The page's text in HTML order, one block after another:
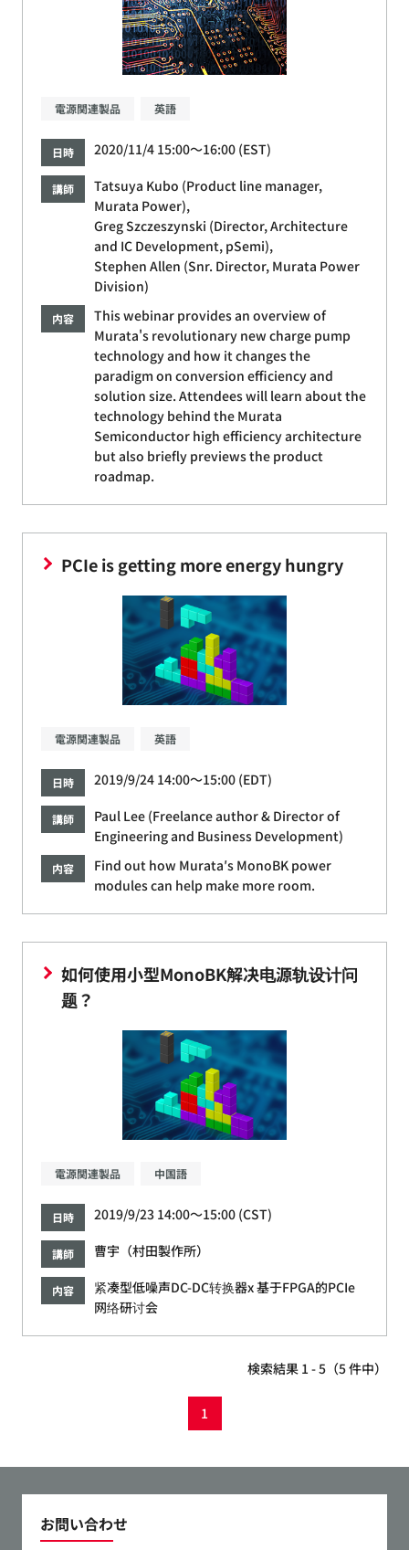
電源関連製品 英語
日時 2020/11/4 15:00～16:00 (EST)
講師
Tatsuya Kubo (Product line manager,
Murata Power),
Greg Szczeszynski (Director, Architecture
and IC Development, pSemi),
Stephen Allen (Snr. Director, Murata Power
Division)
内容
This webinar provides an overview of
Murata's revolutionary new charge pump
technology and how it changes the
paradigm on conversion efficiency and
solution size. Attendees will learn about the
technology behind the Murata
Semiconductor high efficiency architecture
but also briefly previews the product
roadmap.
PCIe is getting more energy hungry
電源関連製品 英語
日時 2019/9/24 14:00～15:00 (EDT)
講師
Paul Lee (Freelance author & Director of
Engineering and Business Development)
内容
Find out how Murata′s MonoBK power
modules can help make more room.
如何使用小型MonoBK解决电源轨设计问
题？
電源関連製品 中国語
日時 2019/9/23 14:00～15:00 (CST)
講師 曹宇（村田製作所）
内容
紧凑型低噪声DC-DC转换器x 基于FPGA的PCIe
网络研讨会
検索結果 1 - 5（5 件中）
1
お問い合わせ